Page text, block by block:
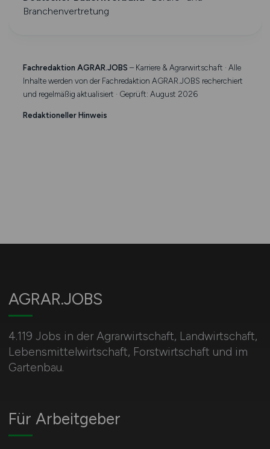
Branchenvertretung
Fachredaktion AGRAR.JOBS – Karriere & Agrarwirtschaft · Alle
Inhalte werden von der Fachredaktion AGRAR.JOBS recherchiert
und regelmäßig aktualisiert · Geprüft: August 2026
Redaktioneller Hinweis
AGRAR.JOBS
4.119 Jobs in der Agrarwirtschaft, Landwirtschaft,
Lebensmittelwirtschaft, Forstwirtschaft und im
Gartenbau.
Für Arbeitgeber